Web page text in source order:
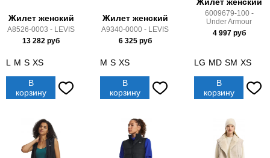
Жилет женский
A8526-0003 - LEVIS
13 282 руб
L M S XS
В
корзину
Жилет женский
A9340-0000 - LEVIS
6 325руб
M S XS
В
корзину
6009679-100 -
Under Armour
4 997руб
LG MD SM XS
В
корзину